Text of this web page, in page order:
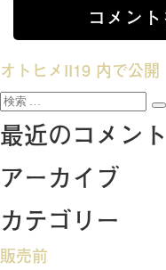
投
稿
ナ
ビ
ゲ
オトヒメII19 内で公開
検
索:
検
最近のコメント
アーカイブ
カテゴリー
販売前